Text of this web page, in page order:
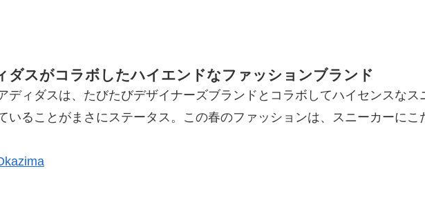
ダスがコラボしたハイエンドなファッションブランド
ディダスは、たびたびデザイナーズブランドとコラボしてハイセンスな
いることがまさにステータス。この春のファッションは、スニーカーにこ